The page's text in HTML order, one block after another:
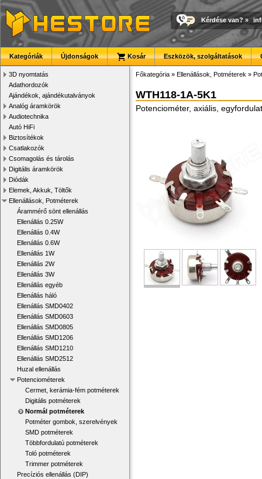
Kérdése van? »
Kategóriák Újdonságok Kosár Eszközök, szolgáltatások
3D nyomtatás
Adathordozók
Ajándékok, ajándékutalványok
Analóg áramkörök
Audiotechnika
Autó HiFi
Biztosítékok
Csatlakozók
Csomagolás és tárolás
Digitális áramkörök
Diódák
Elemek, Akkuk, Töltők
Ellenállások, Potméterek
Árammérő sönt ellenállás
Ellenállás 0.25W
Ellenállás 0.4W
Ellenállás 0.6W
Ellenállás 1W
Ellenállás 2W
Ellenállás 3W
Ellenállás egyéb
Ellenállás háló
Ellenállás SMD0402
Ellenállás SMD0603
Ellenállás SMD0805
Ellenállás SMD1206
Ellenállás SMD1210
Ellenállás SMD2512
Huzal ellenállás
Potenciométerek
Cermet, kerámia-fém potméterek
Digitális potméterek
Normál potméterek
Potméter gombok, szerelvények
SMD potméterek
Többfordulatú potméterek
Toló potméterek
Trimmer potméterek
Precíziós ellenállás (DIP)
Főkategória » Ellenállások, Potméterek »
WTH118-1A-5K1
Potenciométer, axiális,